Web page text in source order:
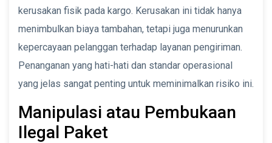
kerusakan fisik pada kargo. Kerusakan ini tidak hanya
menimbulkan biaya tambahan, tetapi juga menurunkan
kepercayaan pelanggan terhadap layanan pengiriman.
Penanganan yang hati-hati dan standar operasional
yang jelas sangat penting untuk meminimalkan risiko ini.
Manipulasi atau Pembukaan
Ilegal Paket